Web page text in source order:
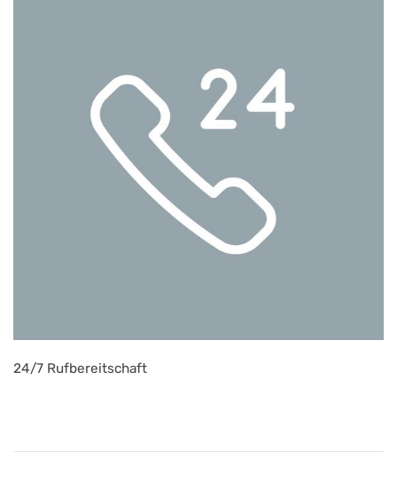
24/7 Rufbereitschaft